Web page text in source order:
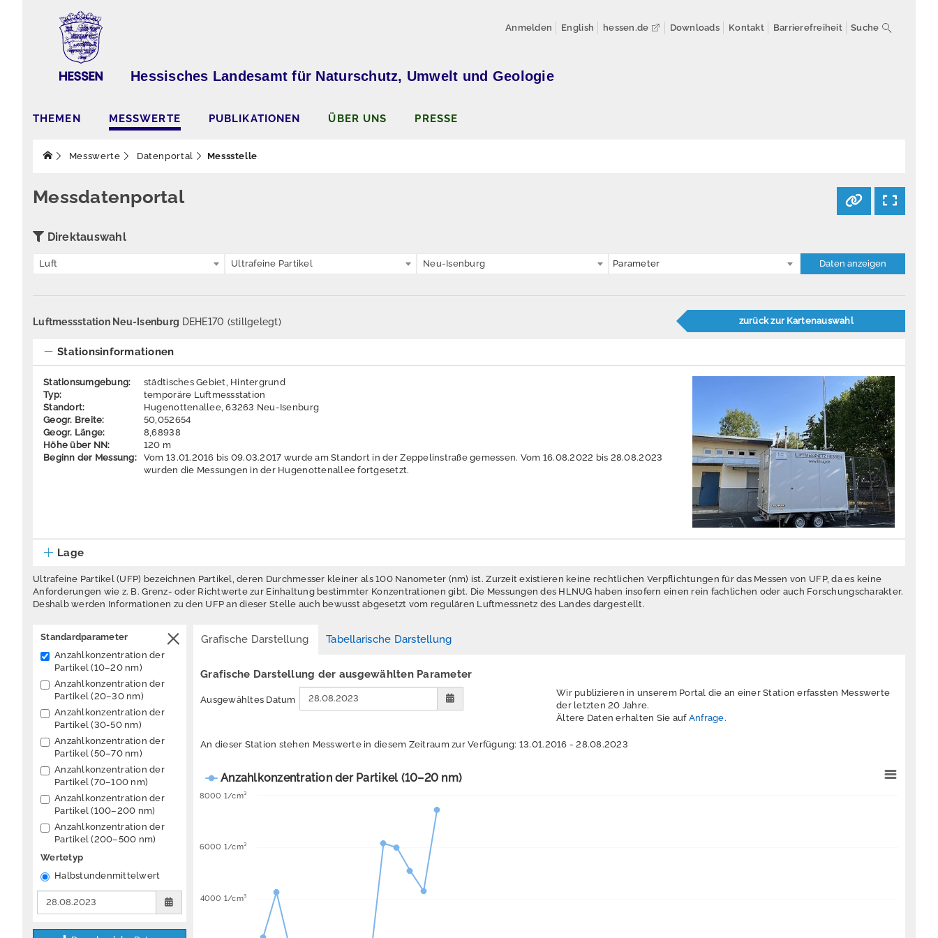
Anmelden English hessen.de Downloads Kontakt Barrierefreiheit Suche
Hessisches Landesamt für Naturschutz, Umwelt und Geologie
THEMEN MESSWERTE PUBLIKATIONEN ÜBER UNS PRESSE
Messwerte Datenportal Messstelle
Messdatenportal
Direktauswahl
Luft Ultrafeine Partikel Neu-Isenburg Parameter Daten anzeigen
Luftmessstation Neu-Isenburg DEHE170 (stillgelegt) zurück zur Kartenauswahl
Stationsinformationen
Stationsumgebung:
städtisches Gebiet, Hintergrund
Typ:
temporäre Luftmessstation
Standort:
Hugenottenallee, 63263 Neu-Isenburg
Geogr. Breite:
50,052654
Geogr. Länge:
8,68938
Höhe über NN:
120 m
Beginn der Messung:
Vom 13.01.2016 bis 09.03.2017 wurde am Standort in der Zeppelinstraße gemessen. Vom 16.08.2022 bis 28.08.2023
wurden die Messungen in der Hugenottenallee fortgesetzt.
Lage
Ultrafeine Partikel (UFP) bezeichnen Partikel, deren Durchmesser kleiner als 100 Nanometer (nm) ist. Zurzeit existieren keine rechtlichen Verpflichtungen für das Messen von UFP, da es keine
Anforderungen wie z. B. Grenz- oder Richtwerte zur Einhaltung bestimmter Konzentrationen gibt. Die Messungen des HLNUG haben insofern einen rein fachlichen oder auch Forschungscharakter.
Deshalb werden Informationen zu den UFP an dieser Stelle auch bewusst abgesetzt vom regulären Luftmessnetz des Landes dargestellt.
Sidebar
Standardparameter
Anzahlkonzentration der
Partikel (10–20 nm)
Anzahlkonzentration der
Partikel (20–30 nm)
Anzahlkonzentration der
Partikel (30-50 nm)
Anzahlkonzentration der
Partikel (50–70 nm)
Anzahlkonzentration der
Partikel (70–100 nm)
Anzahlkonzentration der
Partikel (100–200 nm)
Anzahlkonzentration der
Partikel (200–500 nm)
Wertetyp
Halbstundenmittelwert
Grafische Darstellung Tabellarische Darstellung
Grafische Darstellung der ausgewählten Parameter
Ausgewähltes Datum
Wir publizieren in unserem Portal die an einer Station erfassten Messwerte
der letzten 20 Jahre.
Ältere Daten erhalten Sie auf Anfrage.
An dieser Station stehen Messwerte in diesem Zeitraum zur Verfügung: 13.01.2016 - 28.08.2023
Anzahlkonzentration der Partikel (10–20 nm)
4000 1/cm³
6000 1/cm³
8000 1/cm³